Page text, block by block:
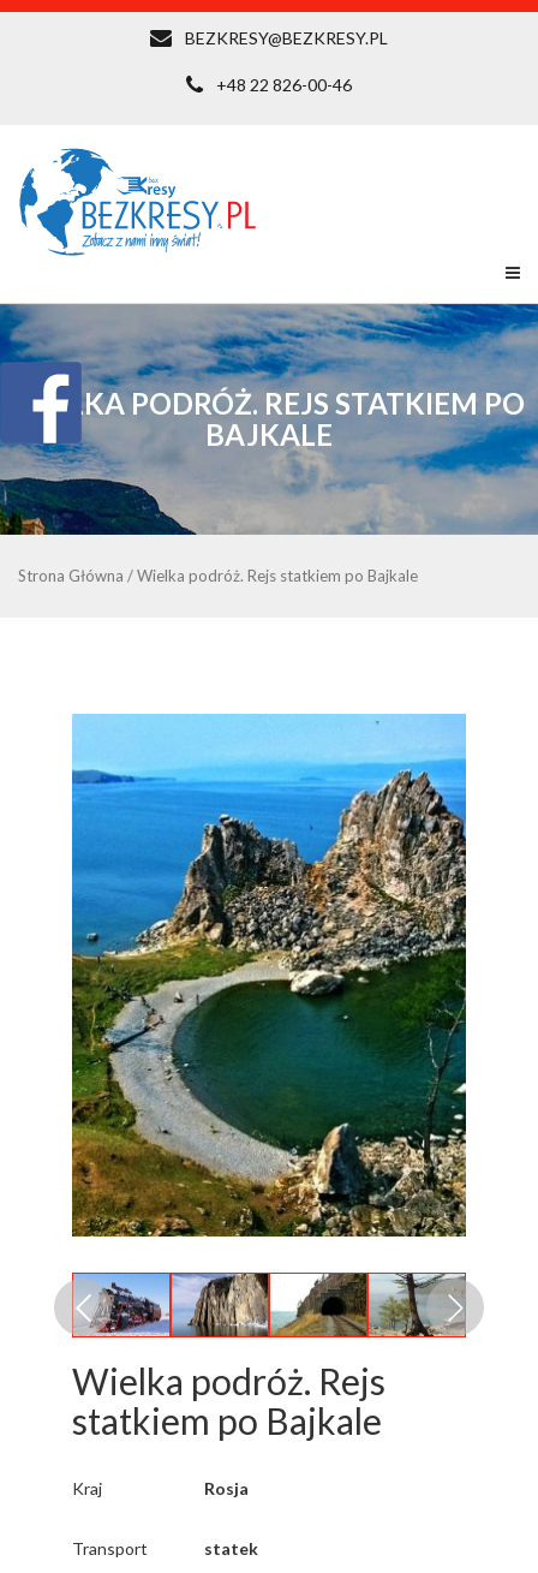
BEZKRESY@BEZKRESY.PL
+48 22 826-00-46
WIELKA PODRÓŻ. REJS STATKIEM PO
BAJKALE
Strona Główna /Wielka podróż. Rejs statkiem po Bajkale
Wielka podróż. Rejs
statkiem po Bajkale
Kraj Rosja
Transport statek